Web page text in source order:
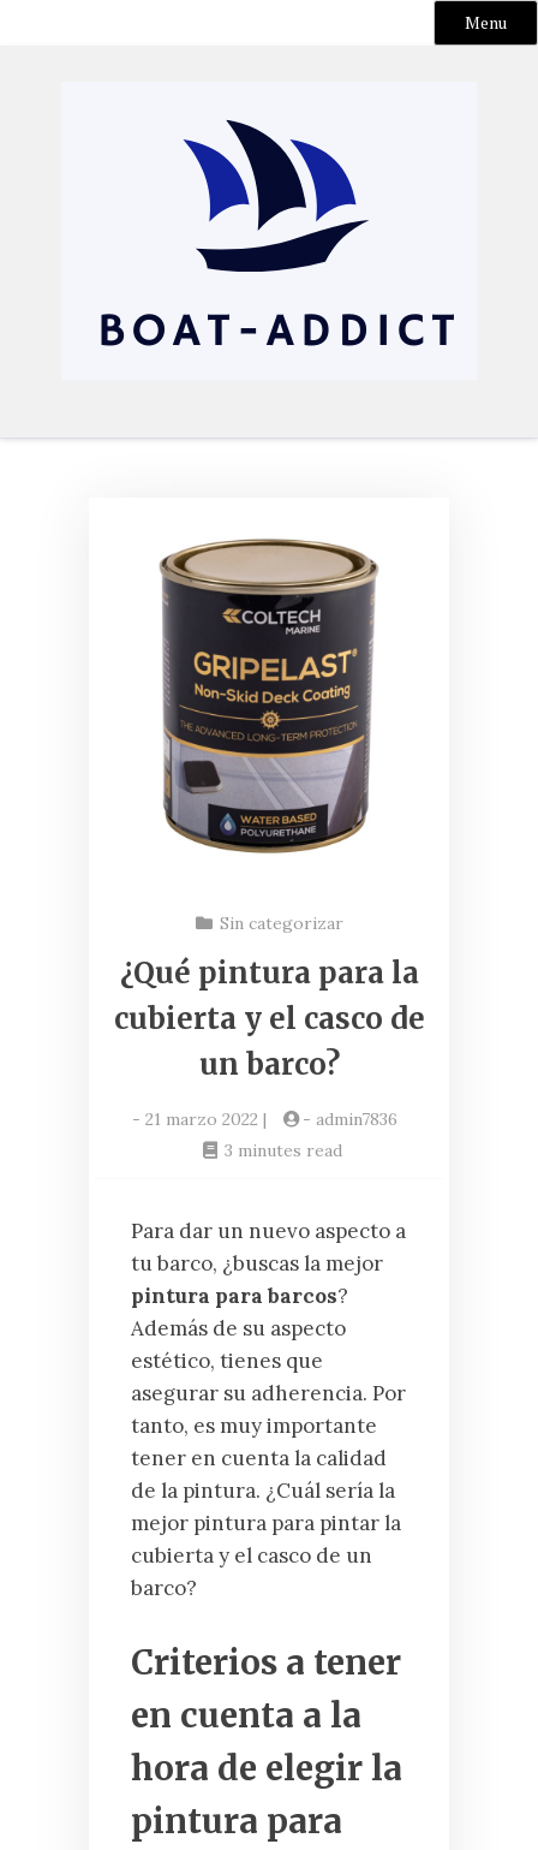
Menu
Sin categorizar
¿Qué pintura para la
cubierta y el casco de
un barco?
- 21 marzo 2022 | - admin7836
3 minutes read
Para dar un nuevo aspecto a
tu barco, ¿buscas la mejor
pintura para barcos?
Además de su aspecto
estético, tienes que
asegurar su adherencia. Por
tanto, es muy importante
tener en cuenta la calidad
de la pintura. ¿Cuál sería la
mejor pintura para pintar la
cubierta y el casco de un
barco?
Criterios a tener
en cuenta a la
hora de elegir la
pintura para